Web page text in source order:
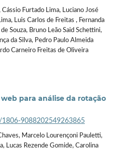
Furtado Lima, Luciano José
Luis Carlos de Freitas , Fernanda
Souza, Bruno Leão Said Schettini,
da Silva, Pedro Paulo Almeida
Carneiro Freitas de Oliveira
para análise da rotação
9088202549263865
Marcelo Lourençoni Pauletti,
Lucas Rezende Gomide, Carolina